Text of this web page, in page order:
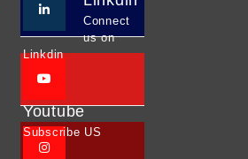
Connect
us on
Linkdin
Youtube
Subscribe US